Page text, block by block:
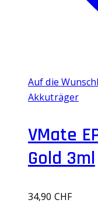
Auf die
Akkuträger
VMate
Gold 3ml
34,90 CHF